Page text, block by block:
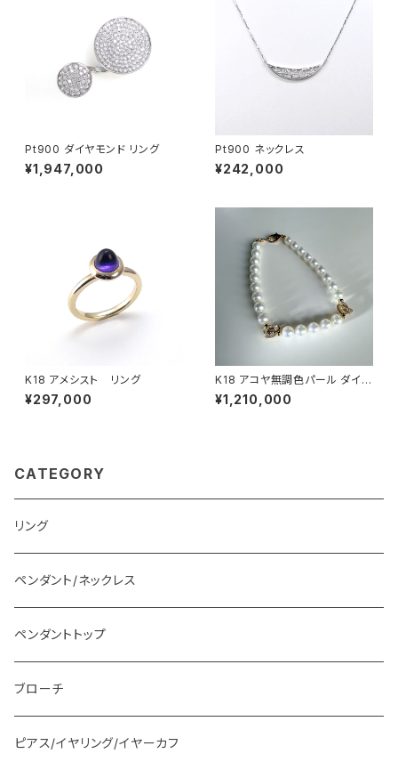
Pt900 ダイヤモンド リング
¥1,947,000
Pt900 ネックレス
¥242,000
K18 アメシスト リング
¥297,000
K18 アコヤ無調色パール ダイヤ
モンド イニシャルアンクレット
【雑誌『LEON』掲載モデル】
¥1,210,000
CATEGORY
リング
ペンダント/ネックレス
ペンダントトップ
ブローチ
ピアス/イヤリング/イヤーカフ